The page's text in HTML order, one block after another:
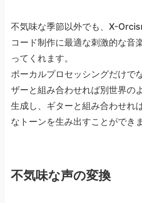
不気味な季節以外でも、X-
コード制作に最適な刺激的な音
ってくれます。
ボーカルプロセッシングだけで
ザーと組み合わせれば別世界の
生成し、ギターと組み合わせれ
なトーンを生み出すことができ
不気味な声の変換